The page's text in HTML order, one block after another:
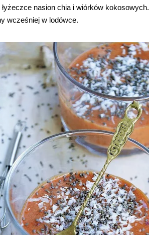
nasion chia i wiórków kokosowych.
wcześniej w lodówce.